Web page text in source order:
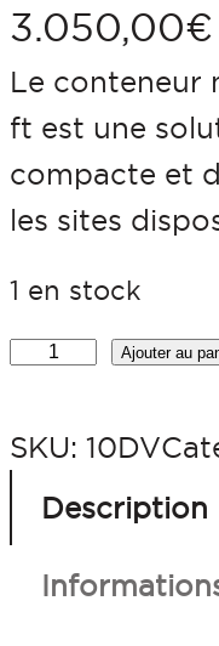
3.050,00€
Le conteneur
ft est une
compacte et
les sites
1 en stock
q
a
t
Ajouter au
SKU: 10DV
Description